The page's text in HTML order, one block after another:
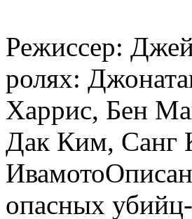
Режиссер:
ролях:
Харрис, Бен
Дак Ким,
опасных